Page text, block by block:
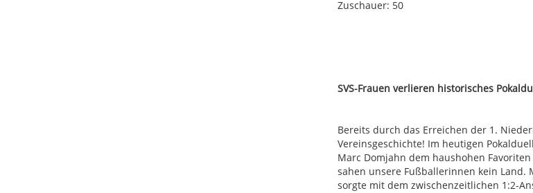
Zuschauer: 50
SVS-Frauen verlieren historisches
Bereits durch das Erreichen der 1.
Vereinsgeschichte! Im heutigen
Marc Domjahn dem haushohen
sahen unsere Fußballerinnen kein Land.
sorgte mit dem zwischenzeitlichen 1:2-